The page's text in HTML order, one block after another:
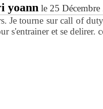
yoann le 25
Je tourne sur call of
s'entrainer et se delirer.